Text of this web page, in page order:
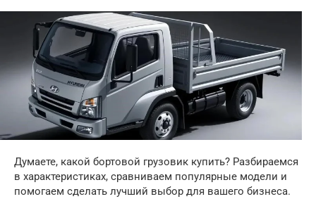
Думаете, какой бортовой грузовик купить? Разбираемся
в характеристиках, сравниваем популярные модели и
помогаем сделать лучший выбор для вашего бизнеса.